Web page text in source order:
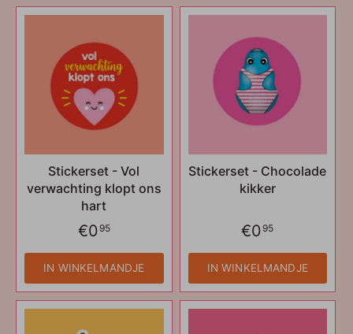
Stickerset - Vol
verwachting klopt ons
hart
€095
IN WINKELMANDJE
Stickerset - Chocolade
kikker
€095
IN WINKELMANDJE